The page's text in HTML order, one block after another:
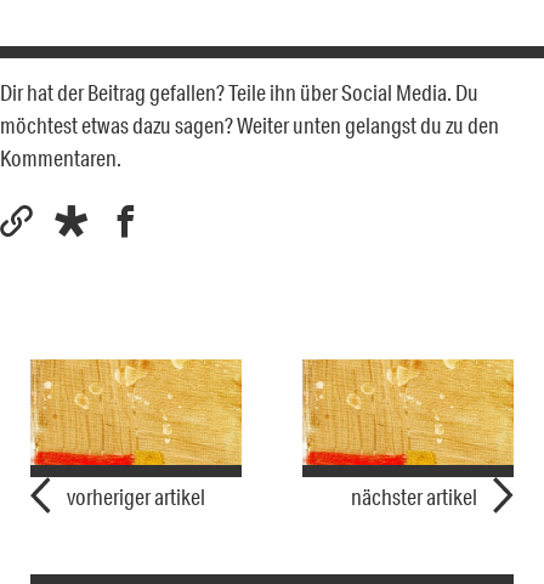
Dir hat der Beitrag gefallen? Teile ihn über Social Media. Du
möchtest etwas dazu sagen? Weiter unten gelangst du zu den
Kommentaren.
vorheriger artikel nächster artikel